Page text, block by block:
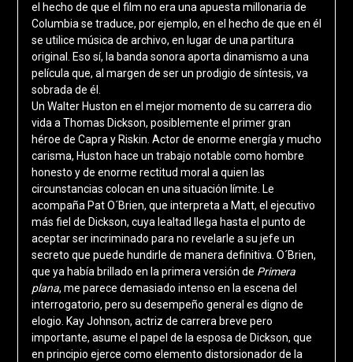
el hecho de que el film no era una apuesta millonaria de
Columbia se traduce, por ejemplo, en el hecho de que en él
se utilice música de archivo, en lugar de una partitura
original. Eso sí, la banda sonora aporta dinamismo a una
película que, al margen de ser un prodigio de síntesis, va
sobrada de él.
Un Walter Huston en el mejor momento de su carrera dio
vida a Thomas Dickson, posiblemente el primer gran
héroe de Capra y Riskin. Actor de enorme energía y mucho
carisma, Huston hace un trabajo notable como hombre
honesto y de enorme rectitud moral a quien las
circunstancias colocan en una situación límite. Le
acompaña Pat O´Brien, que interpreta a Matt, el ejecutivo
más fiel de Dickson, cuya lealtad llega hasta el punto de
aceptar ser incriminado para no revelarle a su jefe un
secreto que puede hundirle de manera definitiva. O´Brien,
que ya había brillado en la primera versión de Primera
plana, me parece demasiado intenso en la escena del
interrogatorio, pero su desempeño general es digno de
elogio. Kay Johnson, actriz de carrera breve pero
importante, asume el papel de la esposa de Dickson, que
en principio ejerce como elemento distorsionador de la